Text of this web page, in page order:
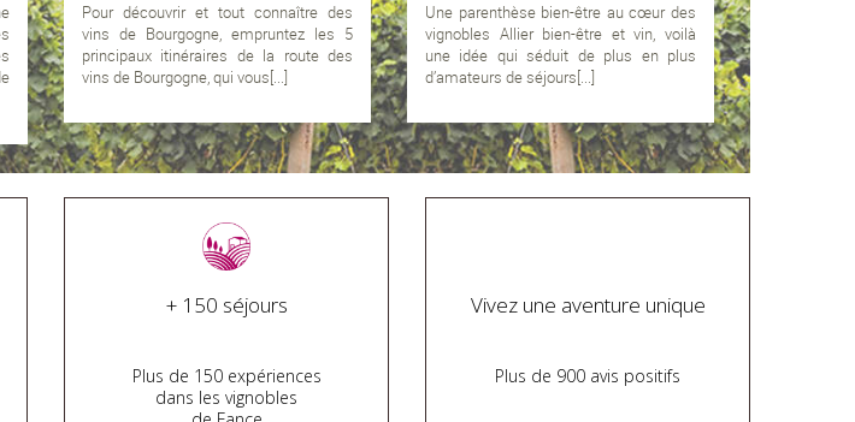
Pour découvrir et tout connaître des
vins de Bourgogne, empruntez les 5
principaux itinéraires de la route des
vins de Bourgogne, qui vous[...]
Une parenthèse bien-être au cœur des
vignobles Allier bien-être et vin, voilà
une idée qui séduit de plus en plus
d’amateurs de séjours[...]
+ 150 séjours
Plus de 150 expériences
dans les vignobles
Vivez une aventure unique
Plus de 900 avis positifs